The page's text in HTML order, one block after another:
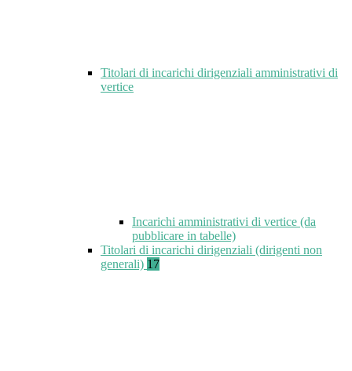
Titolari di incarichi dirigenziali amministrativi di
vertice
Incarichi amministrativi di vertice (da
pubblicare in tabelle)
Titolari di incarichi dirigenziali (dirigenti non
generali) 17